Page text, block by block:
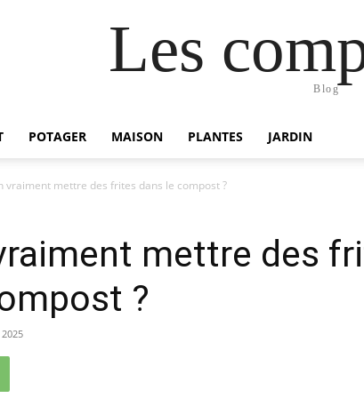
Les
Blog
POTAGER MAISON PLANTES JARDIN
vraiment mettre des frites dans le compost ?
mettre des
?